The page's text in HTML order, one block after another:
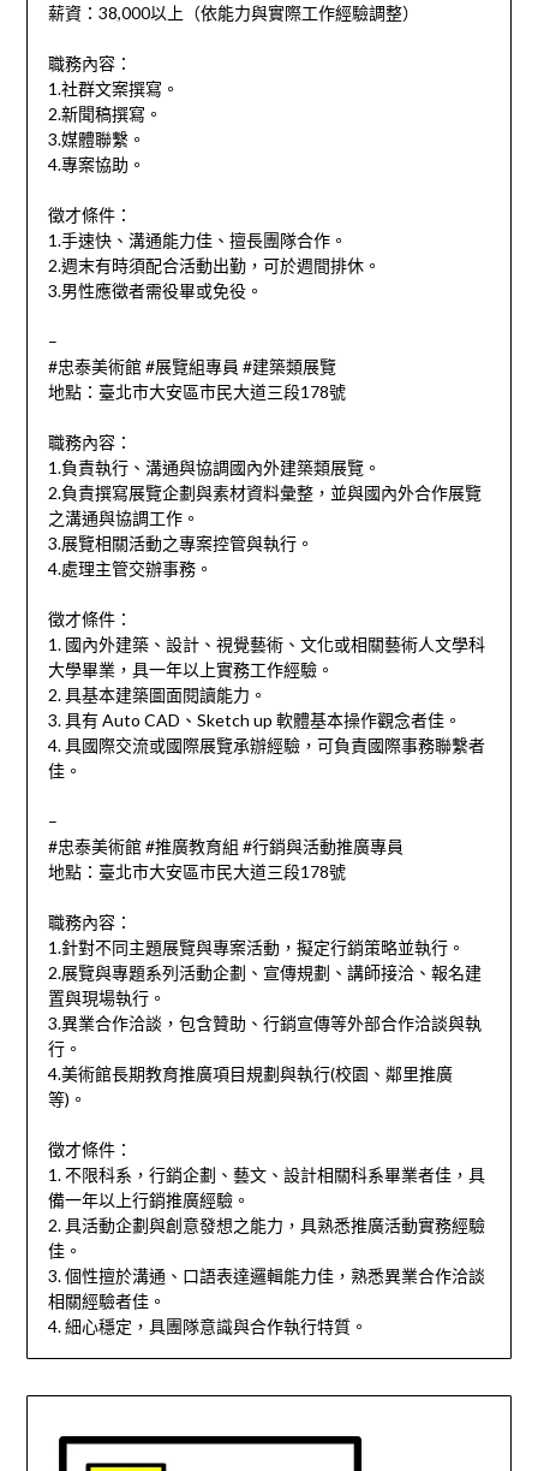
薪資：38,000以上（依能力與實際工作經驗調整）
職務內容：
1.社群文案撰寫。
2.新聞稿撰寫。
3.媒體聯繫。
4.專案協助。
徵才條件：
1.手速快、溝通能力佳、擅長團隊合作。
2.週末有時須配合活動出勤，可於週間排休。
3.男性應徵者需役畢或免役。
–
#忠泰美術館 #展覽組專員 #建築類展覽
地點：臺北市大安區市民大道三段178號
職務內容：
1.負責執行、溝通與協調國內外建築類展覽。
2.負責撰寫展覽企劃與素材資料彙整，並與國內外合作展覽
之溝通與協調工作。
3.展覽相關活動之專案控管與執行。
4.處理主管交辦事務。
徵才條件：
1. 國內外建築、設計、視覺藝術、文化或相關藝術人文學科
大學畢業，具一年以上實務工作經驗。
2. 具基本建築圖面閱讀能力。
3. 具有 Auto CAD、Sketch up 軟體基本操作觀念者佳。
4. 具國際交流或國際展覽承辦經驗，可負責國際事務聯繫者
佳。
–
#忠泰美術館 #推廣教育組 #行銷與活動推廣專員
地點：臺北市大安區市民大道三段178號
職務內容：
1.針對不同主題展覽與專案活動，擬定行銷策略並執行。
2.展覽與專題系列活動企劃、宣傳規劃、講師接洽、報名建
置與現場執行。
3.異業合作洽談，包含贊助、行銷宣傳等外部合作洽談與執
行。
4.美術館長期教育推廣項目規劃與執行(校園、鄰里推廣
等)。
徵才條件：
1. 不限科系，行銷企劃、藝文、設計相關科系畢業者佳，具
備一年以上行銷推廣經驗。
2. 具活動企劃與創意發想之能力，具熟悉推廣活動實務經驗
佳。
3. 個性擅於溝通、口語表達邏輯能力佳，熟悉異業合作洽談
相關經驗者佳。
4. 細心穩定，具團隊意識與合作執行特質。